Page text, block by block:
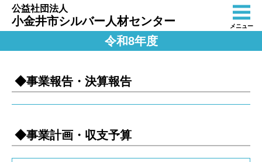
公益社団法人
小金井市シルバー人材センター メニュー
令和8年度
◆事業報告・決算報告
◆事業計画・収支予算